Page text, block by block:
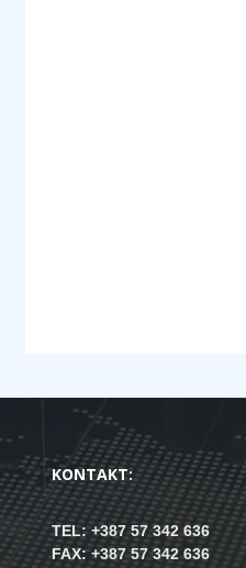
KONTAKT:
TEL: +387 57 342 636
FAX: +387 57 342 636